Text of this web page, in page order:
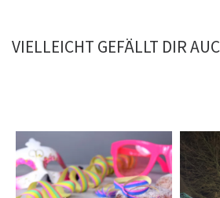
VIELLEICHT GEFÄLLT DIR